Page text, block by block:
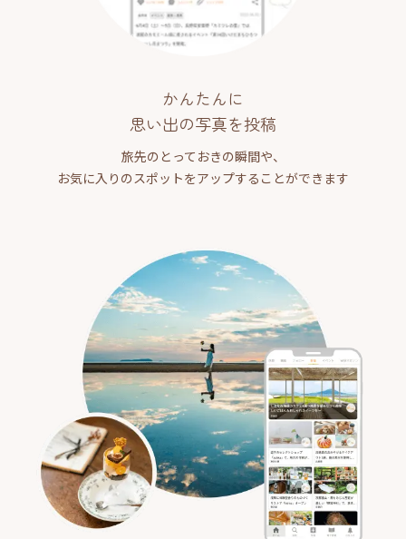
かんたんに
思い出の写真を投稿
旅先のとっておきの瞬間や、
お気に入りのスポットをアップすることができます